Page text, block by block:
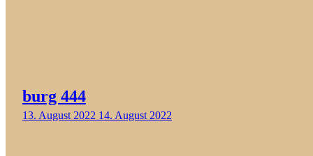
burg 444
13. August 2022 14. August 2022